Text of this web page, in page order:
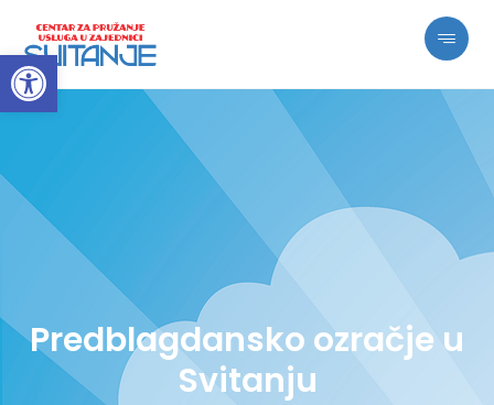
Open toolbar
Predblagdansko ozračje u
Svitanju